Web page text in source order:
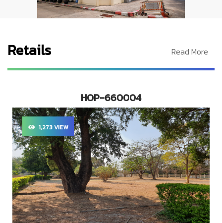
Retails Read More
HOP-660004
1,273 VIEW